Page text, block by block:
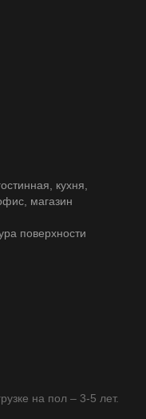
кухня,
магазин
поверхности
на пол – 3-5 лет.